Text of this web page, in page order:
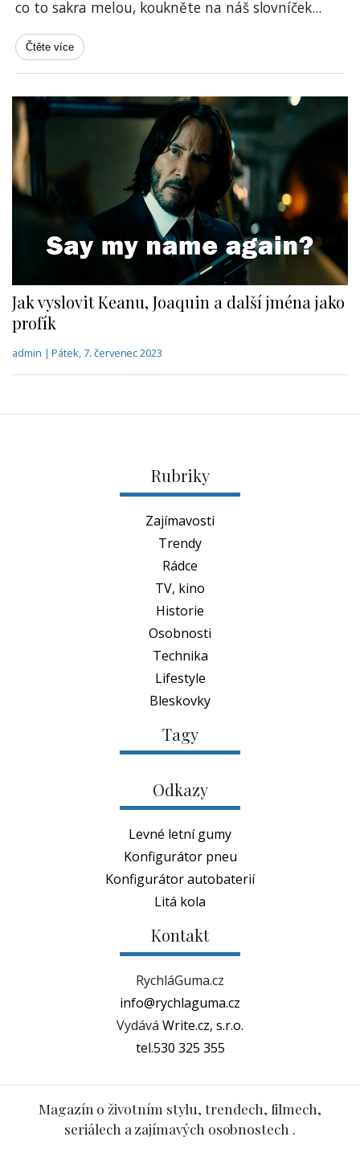
co to sakra melou, koukněte na náš slovníček...
Čtěte více
Jak vyslovit Keanu, Joaquin a další jména jako
profík
admin | Pátek, 7. červenec 2023
Rubriky
Zajímavosti
Trendy
Rádce
TV, kino
Historie
Osobnosti
Technika
Lifestyle
Bleskovky
Tagy
Odkazy
Levné letní gumy
Konfigurátor pneu
Konfigurátor autobaterií
Litá kola
Kontakt
RychláGuma.cz
info@rychlaguma.cz
Vydává Write.cz, s.r.o.
tel.530 325 355
Magazín o životním stylu, trendech, filmech,
seriálech a zajímavých osobnostech .